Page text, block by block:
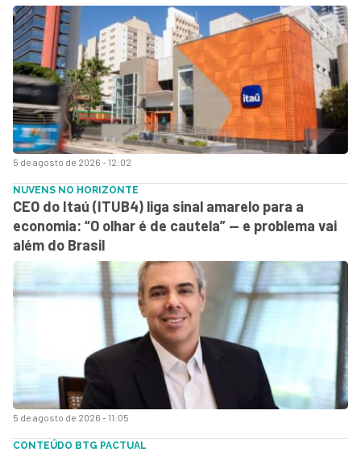
5 de agosto de 2026 - 12:02
5 de agosto de 2026 - 11:05
NUVENS NO HORIZONTE
CEO do Itaú (ITUB4) liga sinal amarelo para a
economia: “O olhar é de cautela” — e problema vai
além do Brasil
CONTEÚDO BTG PACTUAL